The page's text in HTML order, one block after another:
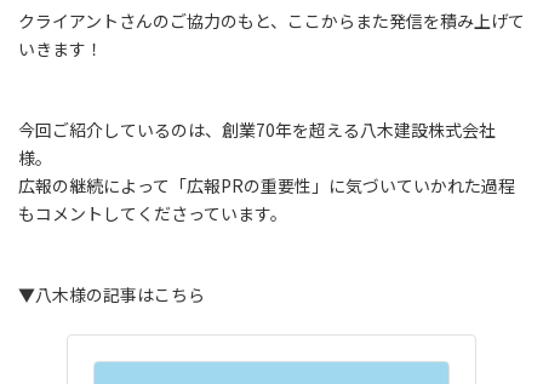
クライアントさんのご協力のもと、ここからまた発信を積み上げて
いきます！
今回ご紹介しているのは、創業70年を超える八木建設株式会社
様。
広報の継続によって「広報PRの重要性」に気づいていかれた過程
もコメントしてくださっています。
▼八木様の記事はこちら